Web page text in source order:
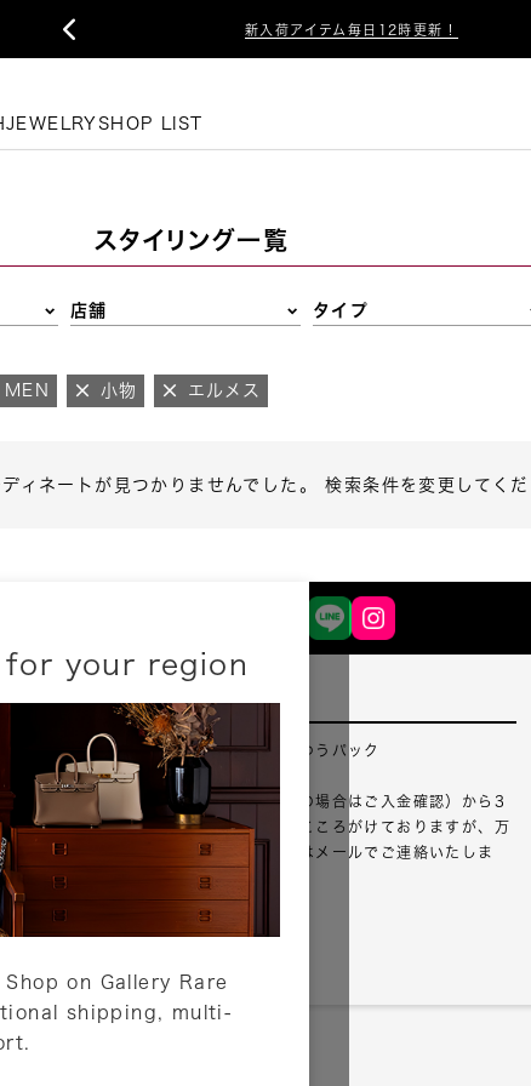
新入荷アイテム毎日12時更新！

JEWELRY SHOP LIST
スタイリング一覧
店舗 タイプ
MEN 小物 エルメス
ィネートが見つかりませんでした。 検索条件を変更してくだ
your region
on Gallery Rare
shipping, multi-
配送について
配送業者：佐川急便・ゆうパック
ご注文確認（銀行振込の場合はご入金確認）から3
営業日以内のご出荷をこころがけておりますが、万
が一出荷が遅れる場合はメールでご連絡いたしま
詳しくはこちら